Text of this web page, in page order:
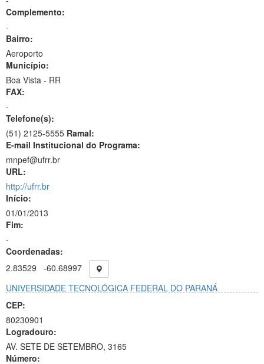
Complemento:
-
Bairro:
Aeroporto
Município:
Boa Vista - RR
FAX:
-
Telefone(s):
(51) 2125-5555 Ramal:
E-mail Institucional do Programa:
mnpef@ufrr.br
URL:
http://ufrr.br
Início:
01/01/2013
Fim:
-
Coordenadas:
2.83529
-60.68997
UNIVERSIDADE TECNOLÓGICA FEDERAL DO PARANÁ
CEP:
80230901
Logradouro:
AV. SETE DE SETEMBRO, 3165
Número: